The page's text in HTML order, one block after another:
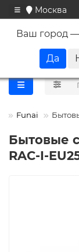
Москва
Ваш город —
Funai
Бытовые
RAC-I-